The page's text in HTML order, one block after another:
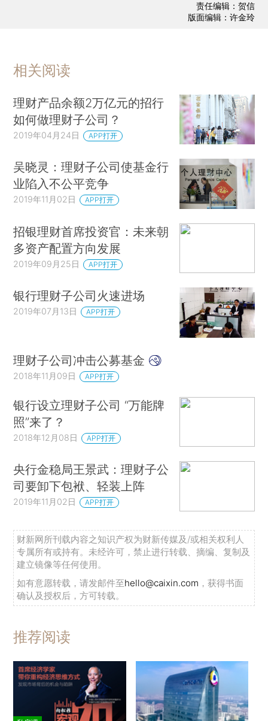
责任编辑：贺信
版面编辑：许金玲
相关阅读
理财产品余额2万亿元的招行
如何做理财子公司？
2019年04月24日 APP打开
吴晓灵：理财子公司使基金行
业陷入不公平竞争
2019年11月02日 APP打开
招银理财首席投资官：未来朝
多资产配置方向发展
2019年09月25日 APP打开
银行理财子公司火速进场
2019年07月13日 APP打开
理财子公司冲击公募基金
2018年11月09日 APP打开
银行设立理财子公司 “万能牌
照”来了？
2018年12月08日 APP打开
央行金稳局王景武：理财子公
司要卸下包袱、轻装上阵
2019年11月02日 APP打开
财新网所刊载内容之知识产权为财新传媒及/或相关权利人
专属所有或持有。未经许可，禁止进行转载、摘编、复制及
建立镜像等任何使用。
如有意愿转载，请发邮件至hello@caixin.com ，获得书面
确认及授权后，方可转载。
推荐阅读